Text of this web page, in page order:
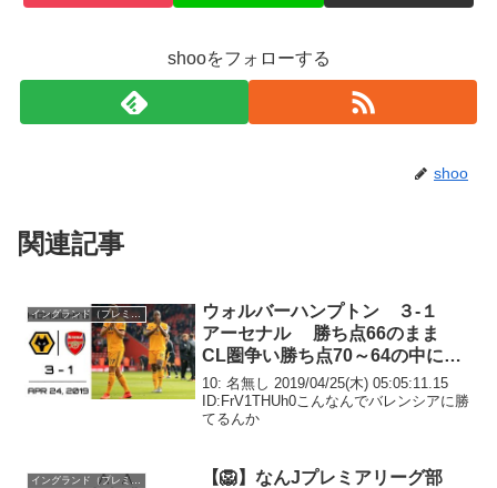
shooをフォローする
shoo
関連記事
イングランド（プレミア）
ウォルバーハンプトン ３-１
アーセナル 勝ち点66のまま
CL圏争い勝ち点70～64の中に４
チーム
10: 名無し 2019/04/25(木) 05:05:11.15
ID:FrV1THUh0こんなんでバレンシアに勝
てるんか
イングランド（プレミア）
【🦁】なんJプレミアリーグ部